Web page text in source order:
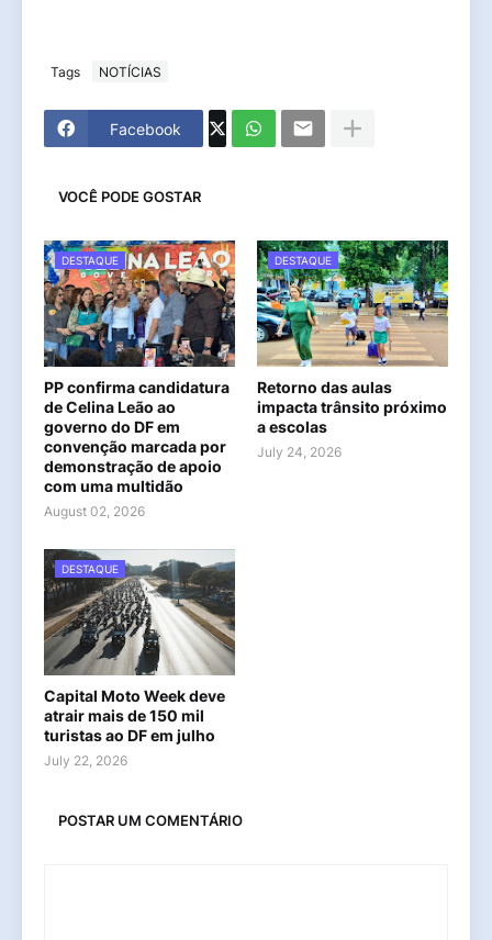
Tags NOTÍCIAS
Facebook
VOCÊ PODE GOSTAR
DESTAQUE
PP confirma candidatura
de Celina Leão ao
governo do DF em
convenção marcada por
demonstração de apoio
com uma multidão
August 02, 2026
DESTAQUE
Retorno das aulas
impacta trânsito próximo
a escolas
July 24, 2026
DESTAQUE
Capital Moto Week deve
atrair mais de 150 mil
turistas ao DF em julho
July 22, 2026
POSTAR UM COMENTÁRIO